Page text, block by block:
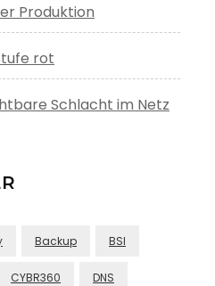
Produktion
rot
Schlacht im Netz
Backup BSI
CYBR360 DNS